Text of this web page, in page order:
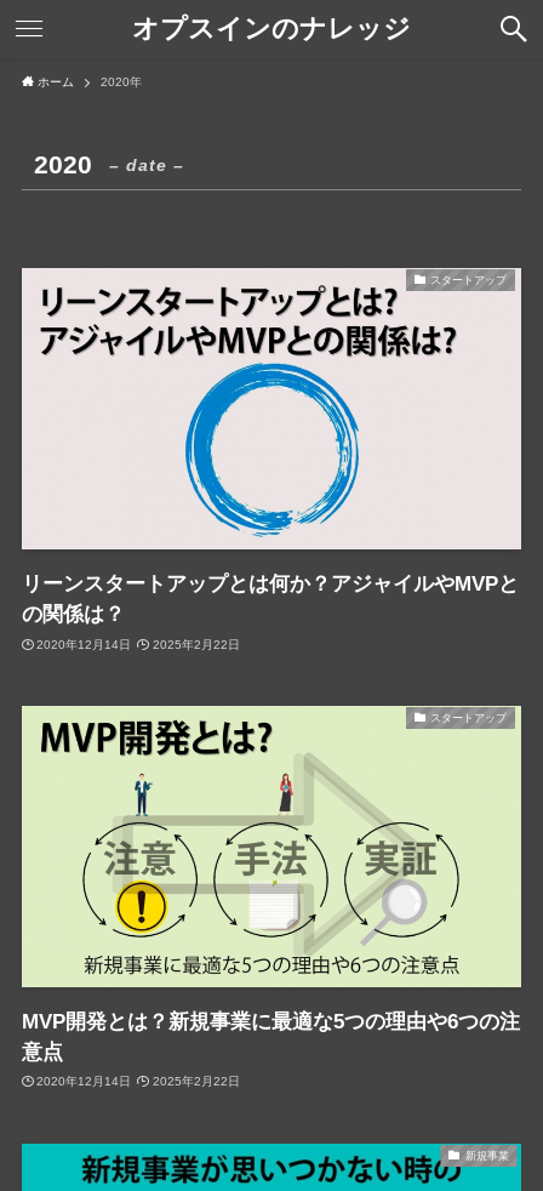
オプスインのナレッジ
ホーム 2020年
2020 – date –
スタートアップ
リーンスタートアップとは何か？アジャイルやMVPと
の関係は？
2020年12月14日 2025年2月22日
スタートアップ
MVP開発とは？新規事業に最適な5つの理由や6つの注
意点
2020年12月14日 2025年2月22日
新規事業